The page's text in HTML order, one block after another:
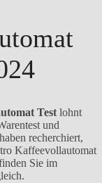
Test lohnt
und
recherchiert,
Kaffeevollautomat
Sie im